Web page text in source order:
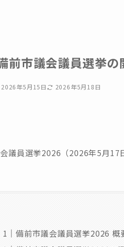
前市議会議員選挙の
2026年5月15日 2026年5月18日
議員選挙2026（2026年5月17
備前市議会議員選挙2026 概